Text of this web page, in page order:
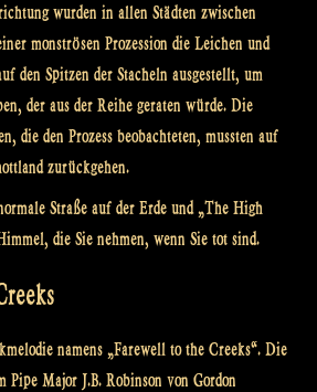
wurden in allen Städten zwischen
monströsen Prozession die Leichen und
den Spitzen der Stacheln ausgestellt, um
der aus der Reihe geraten würde. Die
die den Prozess beobachteten, mussten auf
zurückgehen.
Straße auf der Erde und „The High
die Sie nehmen, wenn Sie tot sind.
namens „Farewell to the Creeks“. Die
Pipe Major J.B. Robinson von Gordon